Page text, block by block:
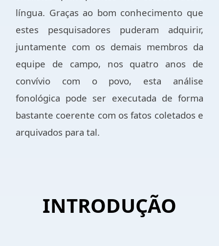
língua. Graças ao bom conhecimento que
estes pesquisadores puderam adquirir,
juntamente com os demais membros da
equipe de campo, nos quatro anos de
convívio com o povo, esta análise
fonológica pode ser executada de forma
bastante coerente com os fatos coletados e
arquivados para tal.
INTRODUÇÃO